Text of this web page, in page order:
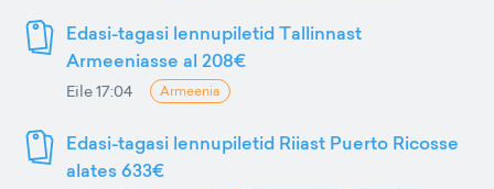
Edasi-tagasi lennupiletid Tallinnast
Armeeniasse al 208€
Eile 17:04 Armeenia
Edasi-tagasi lennupiletid Riiast Puerto Ricosse
alates 633€